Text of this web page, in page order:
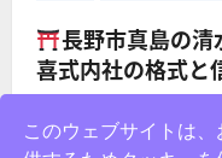
長野市真島の
喜式内社の格式と
このウェブサイトは